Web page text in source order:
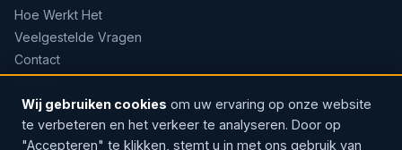
Hoe Werkt Het
Veelgestelde Vragen
Contact
Wij gebruiken cookies om uw ervaring op onze website
te verbeteren en het verkeer te analyseren. Door op
"Accepteren" te klikken, stemt u in met ons gebruik van